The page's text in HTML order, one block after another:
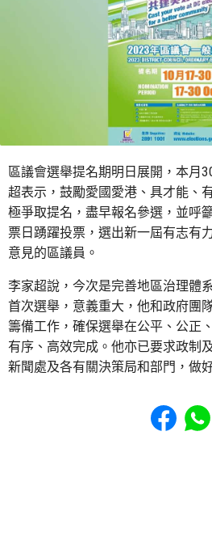
區議會選舉提名期明日展開，本月
超表示，鼓勵愛國愛港、具才能、
極爭取提名，盡早報名參選，並呼
票日踴躍投票，選出新一屆有志有
意見的區議員。
李家超說，今次是完善地區治理體
首次選舉，意義重大，他和政府團
籌備工作，確保選舉在公平、公正
有序、高效完成。他亦已要求政制
新聞處及各有關決策局和部門，做
Share to